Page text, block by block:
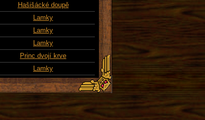
Hašišácké doupě
Lamky
Lamky
Lamky
Princ dvojí krve
Lamky